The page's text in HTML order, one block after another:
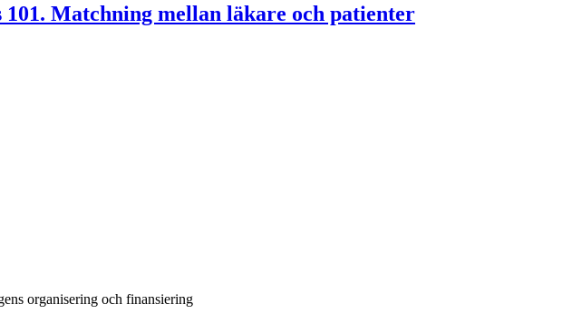
101. Matchning mellan läkare och patienter
organisering och finansiering